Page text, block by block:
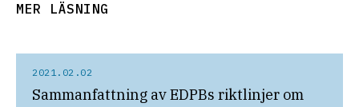
MER LÄSNING
2021.02.02
Sammanfattning av EDPBs riktlinjer om